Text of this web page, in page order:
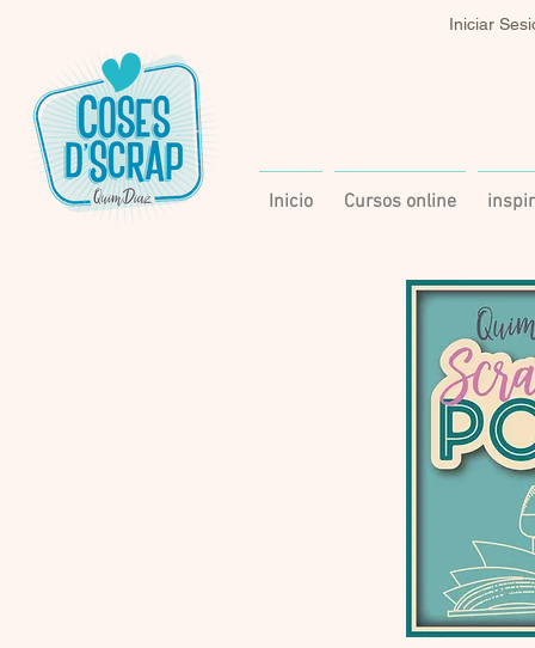
Iniciar
Inicio Cursos online